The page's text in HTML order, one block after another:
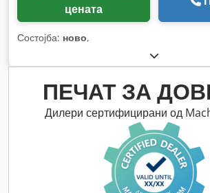
цената
Состојба: ново,
ПЕЧАТ ЗА
Дилери сертифицирани од